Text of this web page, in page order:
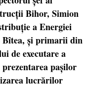
Bihor, Simion
a Energiei
Bîtea, și primarii din
de executare a
pașilor
lucrărilor